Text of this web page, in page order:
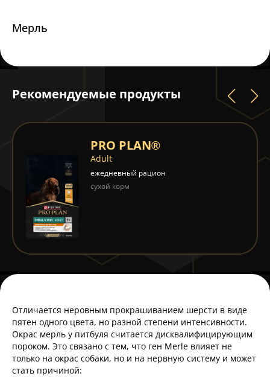
Мерль
Рекомендуемые продукты
PRO PLAN®
Adult
ежедневный рацион
сухой корм
Отличается неровным прокрашиванием шерсти в виде
пятен одного цвета, но разной степени интенсивности.
Окрас мерль у питбуля считается дисквалифицирующим
пороком. Это связано с тем, что ген Merle влияет не
только на окрас собаки, но и на нервную систему и может
стать причиной: